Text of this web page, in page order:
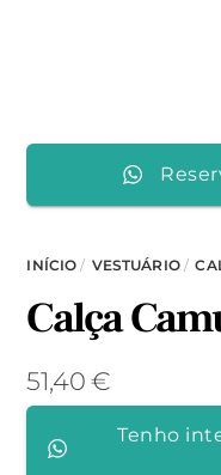
INÍCIO/ VESTUÁRIO/
Calça
51,40 €
Tenho